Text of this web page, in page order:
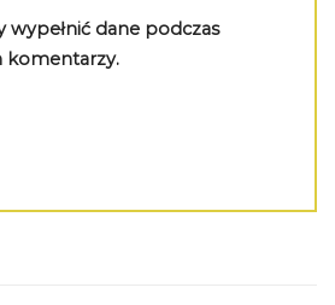
wypełnić dane podczas
komentarzy.